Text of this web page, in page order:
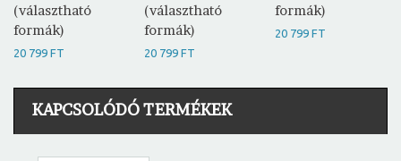
(választható
formák)
20 799 FT
(választható
formák)
20 799 FT
formák)
20 799 FT
KAPCSOLÓDÓ TERMÉKEK